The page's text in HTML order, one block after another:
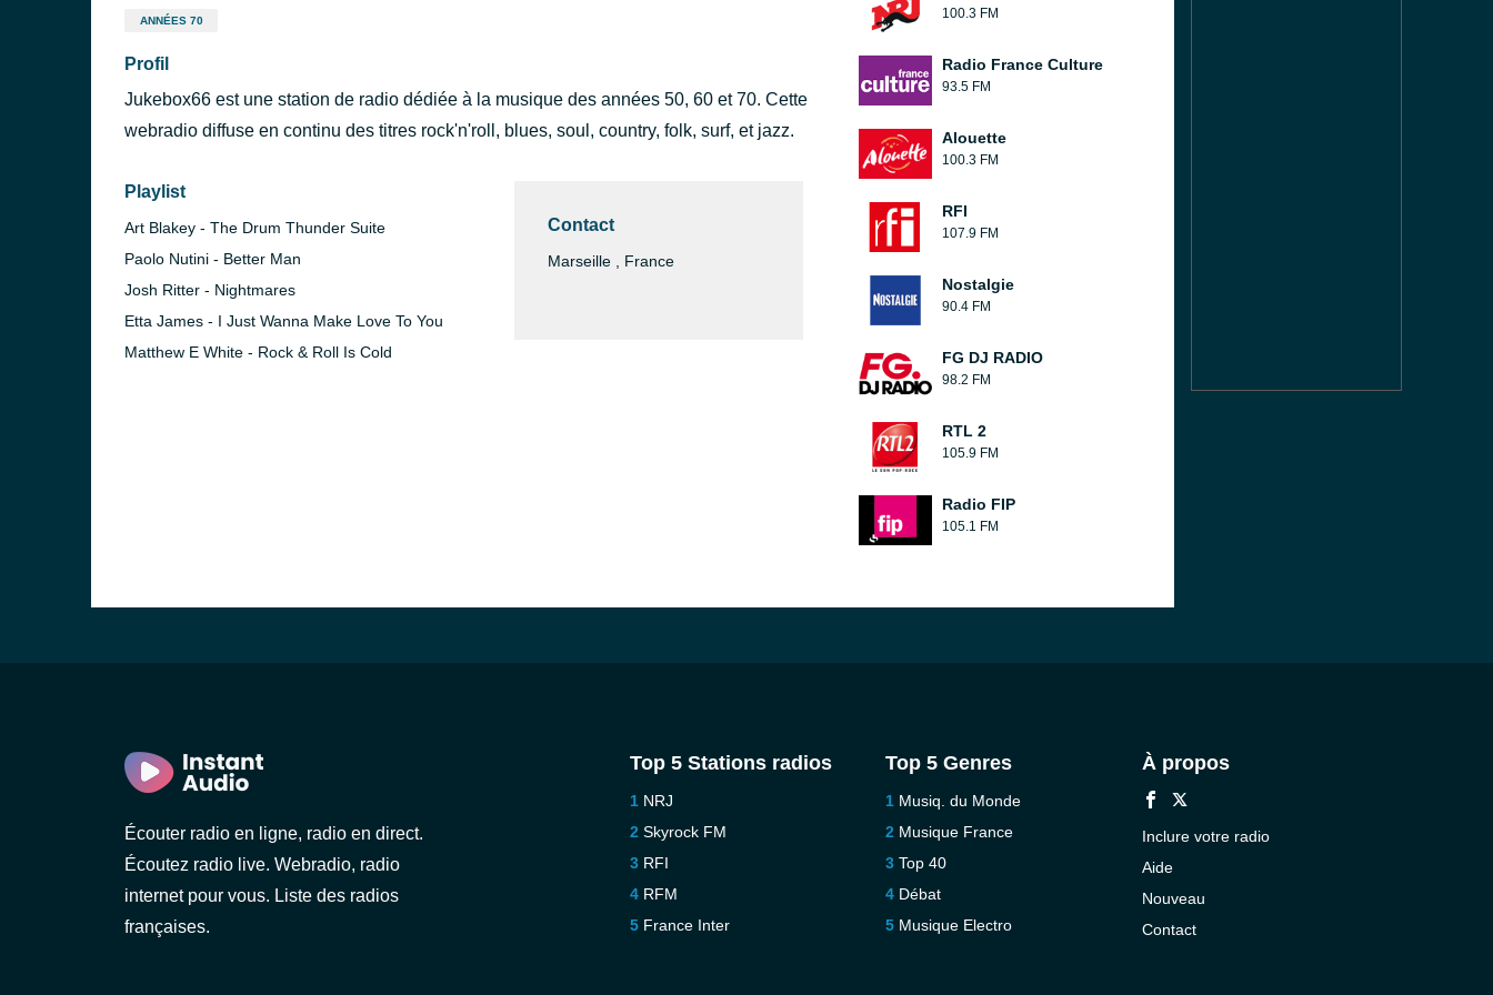
ANNÉES 70
Profil
Jukebox66 est une station de radio dédiée à la musique des années 50, 60 et 70. Cette
webradio diffuse en continu des titres rock'n'roll, blues, soul, country, folk, surf, et jazz.
Playlist
Art Blakey - The Drum Thunder Suite
Paolo Nutini - Better Man
Josh Ritter - Nightmares
Etta James - I Just Wanna Make Love To You
Matthew E White - Rock & Roll Is Cold
Contact
Marseille , France
100.3 FM
Radio France Culture
93.5 FM
Alouette
100.3 FM
RFI
107.9 FM
Nostalgie
90.4 FM
FG DJ RADIO
98.2 FM
RTL 2
105.9 FM
Radio FIP
105.1 FM
Écouter radio en ligne, radio en direct.
Écoutez radio live. Webradio, radio
internet pour vous. Liste des radios
françaises.
Top 5 Stations radios
NRJ
Skyrock FM
RFI
RFM
France Inter
Top 5 Genres
Musiq. du Monde
Musique France
Top 40
Débat
Musique Electro
À propos
Inclure votre radio
Aide
Nouveau
Contact